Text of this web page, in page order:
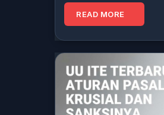
READ MORE